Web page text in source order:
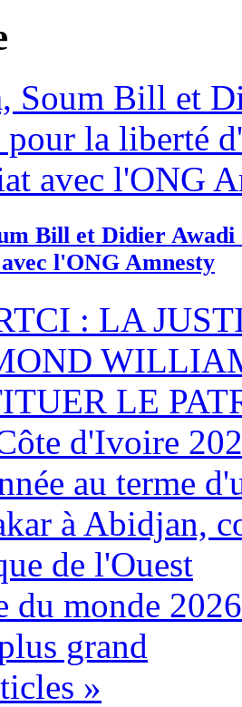
Bill et Didier
l'ONG Amnesty
: LA
LE
d'Ivoire
au terme
à Abidjan,
de l'Ouest
du monde
grand
»